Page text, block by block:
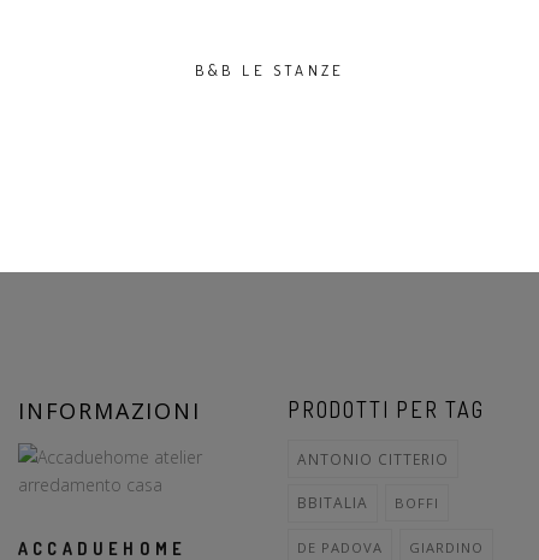
B&B LE STANZE
INFORMAZIONI
ACCADUEHOME
PRODOTTI PER TAG
ANTONIO CITTERIO
BBITALIA BOFFI
DE PADOVA GIARDINO